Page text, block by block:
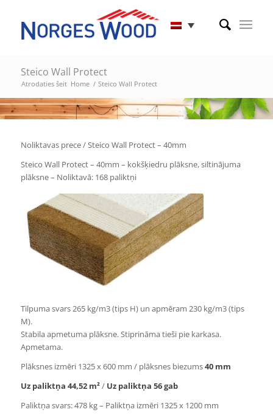
Steico Wall Protect
Atrodaties šeit Home / Steico Wall Protect
Noliktavas prece / Steico Wall Protect – 40mm
Steico Wall Protect – 40mm – kokšķiedru plāksne, siltinājuma
plāksne – Noliktavā: 168 paliktņi
Tilpuma svars 265 kg/m3 (tips H) un apmēram 230 kg/m3 (tips
M).
Stabila apmetuma plāksne. Stiprināma tieši pie karkasa.
Apmetama.
Plāksnes izmēri 1325 x 600 mm / plāksnes biezums40 mm
Uz paliktņa 44,52 m²/ Uz paliktņa 56 gab
Paliktņa svars: 478 kg – Paliktņa izmēri 1325 x 1200 mm